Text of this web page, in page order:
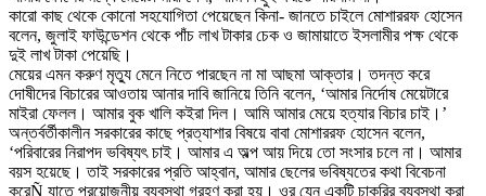
কারো কাছ থেকে কোনো সহযোগিতা পেয়েছেন কিনা- জানতে চাইলে মোশাররফ হোসেন
বলেন, জুলাই ফাউন্ডেশন থেকে পাঁচ লাখ টাকার চেক ও জামায়াতে ইসলামীর পক্ষ থেকে
দুই লাখ টাকা পেয়েছি।
মেয়ের এমন করুণ মৃত্যু মেনে নিতে পারছেন না মা আছমা আক্তার। তদন্ত করে
দোষীদের বিচারের আওতায় আনার দাবি জানিয়ে তিনি বলেন, ‘আমার নির্দোষ মেয়েটারে
মাইরা ফেলল। আমার বুক খালি কইরা দিল। আমি আমার মেয়ে হত্যার বিচার চাই।’
অন্তর্বর্তীকালীন সরকারের কাছে প্রত্যাশার বিষয়ে বাবা মোশাররফ হোসেন বলেন,
‘পরিবারের নিরাপদ ভবিষ্যৎ চাই। আমার এ অল্প আয় দিয়ে তো সংসার চলে না। আমার
বয়স হয়েছে। তাই সরকারের প্রতি আহ্বান, আমার ছেলের ভবিষ্যতের কথা বিবেচনা
করেÑ যাতে প্রয়োজনীয় ব্যবস্থা গ্রহণ করা হয়। ওর যেন একটি চাকরির ব্যবস্থা করা